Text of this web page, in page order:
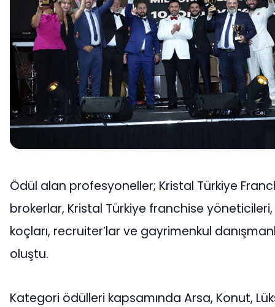
Ödül alan profesyoneller; Kristal Türkiye
brokerlar, Kristal Türkiye franchise
koçları, recruiter’lar ve gayrimenkul
oluştu.
Kategori ödülleri kapsamında Arsa, Konut,